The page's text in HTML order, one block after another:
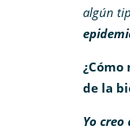
algún
de la
Yo